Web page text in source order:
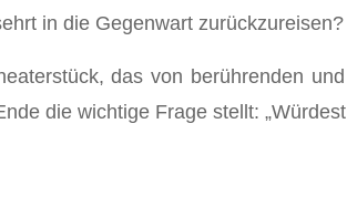
in die Gegenwart zurückzureisen?
das von berührenden
die wichtige Frage stellt: